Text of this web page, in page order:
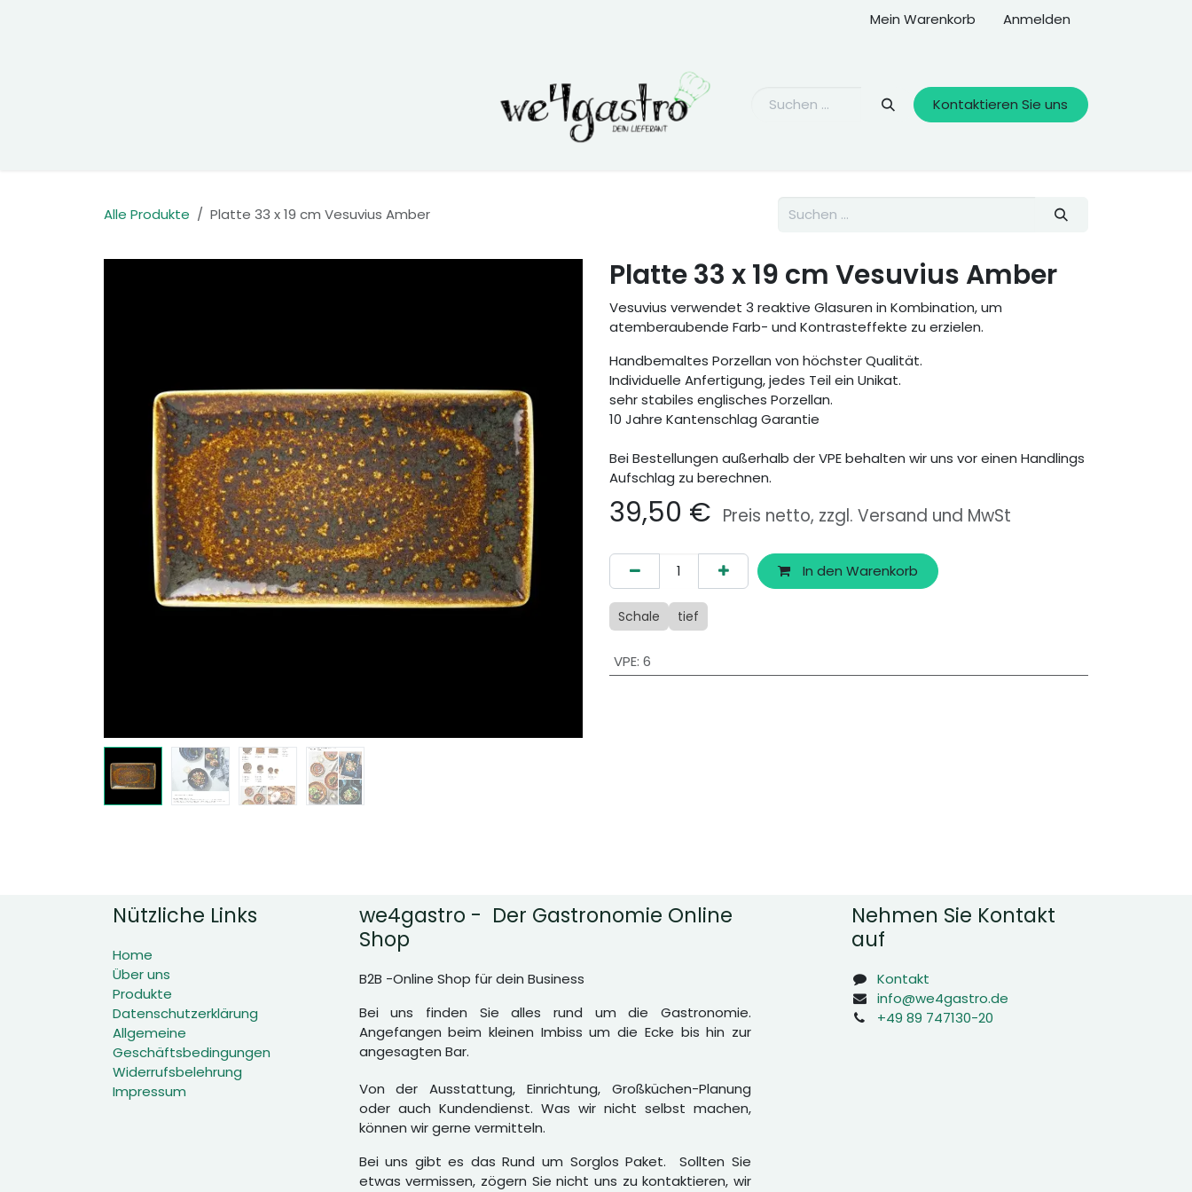
Mein Warenkorb Anmelden
Kontaktieren Sie uns
Alle Produkte Platte 33 x 19 cm Vesuvius Amber
Platte 33 x 19 cm Vesuvius Amber
Vesuvius verwendet 3 reaktive Glasuren in Kombination, um
atemberaubende Farb- und Kontrasteffekte zu erzielen.
Handbemaltes Porzellan von höchster Qualität.
Individuelle Anfertigung, jedes Teil ein Unikat.
sehr stabiles englisches Porzellan.
10 Jahre Kantenschlag Garantie
Bei Bestellungen außerhalb der VPE behalten wir uns vor einen Handlings
Aufschlag zu berechnen.
39,50 € Preis netto, zzgl. Versand und MwSt
In den Warenkorb
Schale tief
VPE: 6
Nützliche Links
Home
Über uns
Produkte
Datenschutzerklärung
Allgemeine
Geschäftsbedingungen
Widerrufsbelehrung
Impressum
we4gastro - Der Gastronomie Online
Shop
B2B -Online Shop für dein Business
Bei uns finden Sie alles rund um die Gastronomie.
Angefangen beim kleinen Imbiss um die Ecke bis hin zur
angesagten Bar.
Von der Ausstattung, Einrichtung, Großküchen-Planung
oder auch Kundendienst. Was wir nicht selbst machen,
können wir gerne vermitteln.
Bei uns gibt es das Rund um Sorglos Paket. Sollten Sie
etwas vermissen, zögern Sie nicht uns zu kontaktieren, wir
Nehmen Sie Kontakt
auf
Kontakt
info@we4gastro.de
+49 89 747130-20